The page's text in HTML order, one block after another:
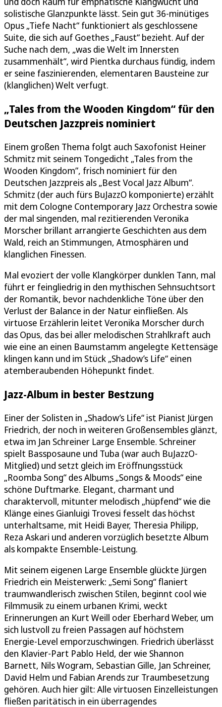
solistische Glanzpunkte lässt. Sein gut 36-minütiges
Opus „Tiefe Nacht“ funktioniert als geschlossene
Suite, die sich auf Goethes „Faust“ bezieht. Auf der
Suche nach dem, „was die Welt im Innersten
zusammenhält“, wird Pientka durchaus fündig, indem
er seine faszinierenden, elementaren Bausteine zur
(klanglichen) Welt verfugt.
„Tales from the Wooden Kingdom“ für den
Deutschen Jazzpreis nominiert
Einem großen Thema folgt auch Saxofonist Heiner
Schmitz mit seinem Tongedicht „Tales from the
Wooden Kingdom”, frisch nominiert für den
Deutschen Jazzpreis als „Best Vocal Jazz Album“.
Schmitz (der auch fürs BuJazzO komponierte) erzählt
mit dem Cologne Contemporary Jazz Orchestra sowie
der mal singenden, mal rezitierenden Veronika
Morscher brillant arrangierte Geschichten aus dem
Wald, reich an Stimmungen, Atmosphären und
klanglichen Finessen.
Mal evoziert der volle Klangkörper dunklen Tann, mal
führt er feingliedrig in den mythischen Sehnsuchtsort
der Romantik, bevor nachdenkliche Töne über den
Verlust der Balance in der Natur einfließen. Als
virtuose Erzählerin leitet Veronika Morscher durch
das Opus, das bei aller melodischen Strahlkraft auch
wie eine an einen Baumstamm angelegte Kettensäge
klingen kann und im Stück „Shadow’s Life“ einen
atemberaubenden Höhepunkt findet.
Jazz-Album in bester Bestzung
Einer der Solisten in „Shadow’s Life“ ist Pianist Jürgen
Friedrich, der noch in weiteren Großensembles glänzt,
etwa im Jan Schreiner Large Ensemble. Schreiner
spielt Bassposaune und Tuba (war auch BuJazzO-
Mitglied) und setzt gleich im Eröffnungsstück
„Roomba Song“ des Albums „Songs & Moods“ eine
schöne Duftmarke. Elegant, charmant und
charaktervoll, mitunter melodisch „hüpfend“ wie die
Klänge eines Gianluigi Trovesi fesselt das höchst
unterhaltsame, mit Heidi Bayer, Theresia Philipp,
Reza Askari und anderen vorzüglich besetzte Album
als kompakte Ensemble-Leistung.
Mit seinem eigenen Large Ensemble glückte Jürgen
Friedrich ein Meisterwerk: „Semi Song“ flaniert
traumwandlerisch zwischen Stilen, beginnt cool wie
Filmmusik zu einem urbanen Krimi, weckt
Erinnerungen an Kurt Weill oder Eberhard Weber, um
sich lustvoll zu freien Passagen auf höchstem
Energie-Level emporzuschwingen. Friedrich überlässt
den Klavier-Part Pablo Held, der wie Shannon
Barnett, Nils Wogram, Sebastian Gille, Jan Schreiner,
David Helm und Fabian Arends zur Traumbesetzung
gehören. Auch hier gilt: Alle virtuosen Einzelleistungen
fließen paritätisch in ein überragendes